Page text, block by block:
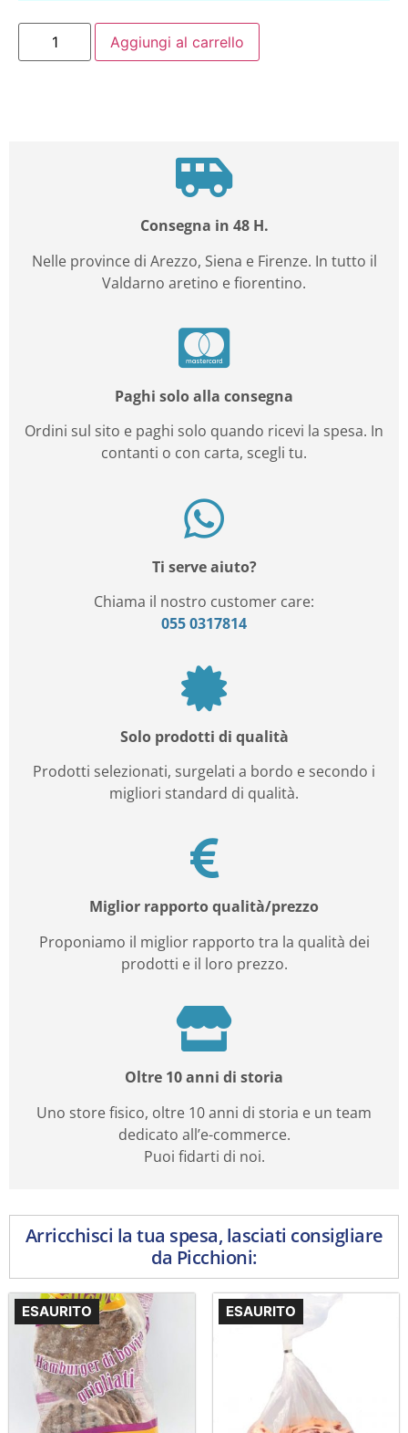
Aggiungi al carrello
Consegna in 48 H.
Nelle province di Arezzo, Siena e Firenze. In tutto il
Valdarno aretino e fiorentino.
Paghi solo alla consegna
Ordini sul sito e paghi solo quando ricevi la spesa. In
contanti o con carta, scegli tu.
Ti serve aiuto?
Chiama il nostro customer care:
055 0317814
Solo prodotti di qualità
Prodotti selezionati, surgelati a bordo e secondo i
migliori standard di qualità.
Miglior rapporto qualità/prezzo
Proponiamo il miglior rapporto tra la qualità dei
prodotti e il loro prezzo.
Oltre 10 anni di storia
Uno store fisico, oltre 10 anni di storia e un team
dedicato all’e-commerce.
Puoi fidarti di noi.
Arricchisci la tua spesa, lasciati consigliare
da Picchioni:
ESAURITO ESAURITO